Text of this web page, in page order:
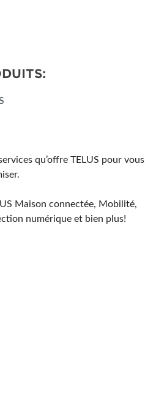
qu’offre TELUS pour vous
Maison connectée, Mobilité,
numérique et bien plus!